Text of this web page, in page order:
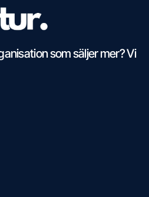
som säljer mer? Vi